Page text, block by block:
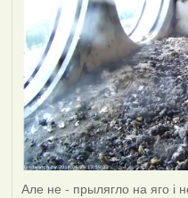
Але не - прылягло на яго і